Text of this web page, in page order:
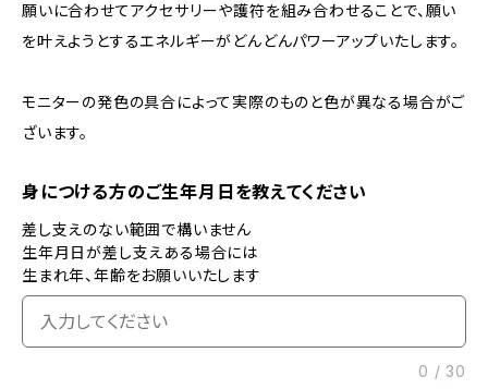
願いに合わせてアクセサリーや護符を組み合わせることで、願い
を叶えようとするエネルギーがどんどんパワーアップいたします。
モニターの発色の具合によって実際のものと色が異なる場合がご
ざいます。
身につける方のご生年月日を教えてください
差し支えのない範囲で構いません
生年月日が差し支えある場合には
生まれ年、年齢をお願いいたします
0 /30